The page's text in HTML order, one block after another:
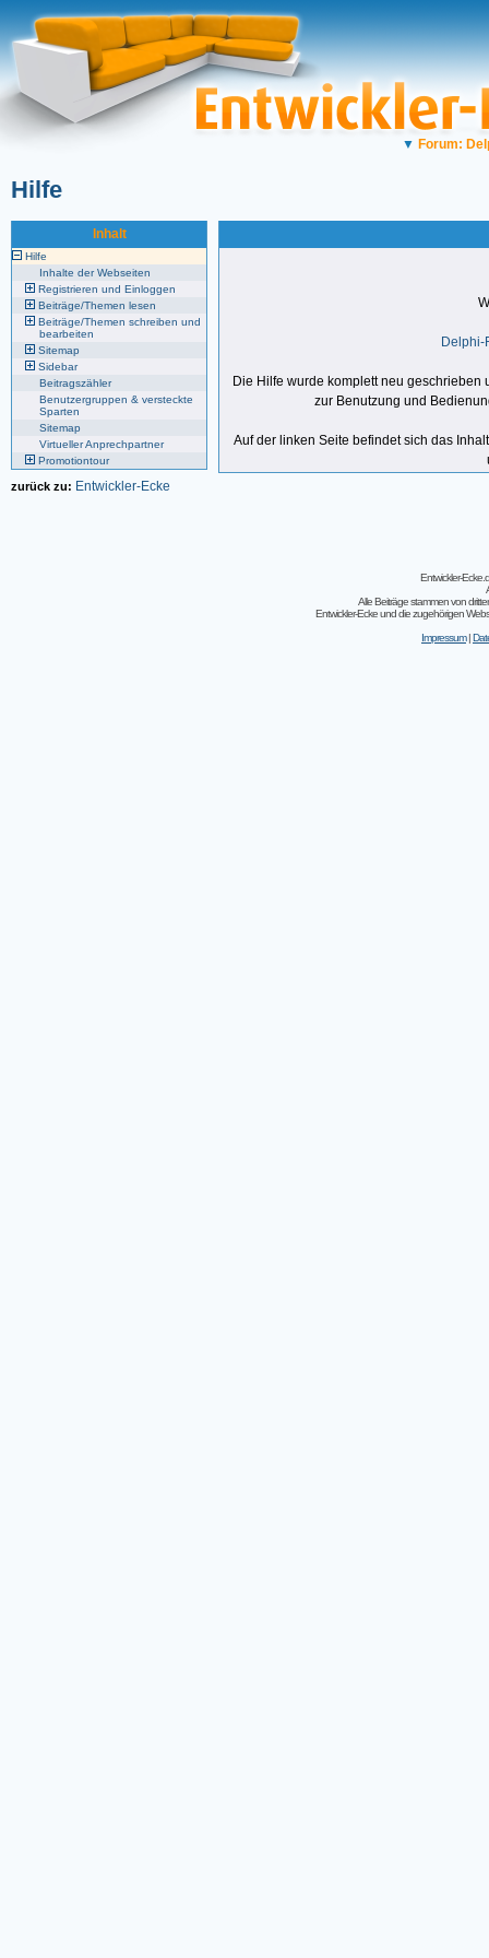
▼ Forum:
Hilfe
Inhalt
Hilfe
Inhalte der Webseiten
Registrieren und Einloggen
Beiträge/Themen lesen
Beiträge/Themen schreiben und
bearbeiten
Sitemap
Sidebar
Beitragszähler
Benutzergruppen & versteckte
Sparten
Sitemap
Virtueller Anprechpartner
Promotiontour
Delphi-
Die Hilfe wurde komplett neu
zur Benutzung und
Auf der linken Seite befindet sich das
zurück zu: Entwickler-Ecke
Entwickler-
Alle Beiträge stammen von
Entwickler-Ecke und die zugehörigen
Impressum|